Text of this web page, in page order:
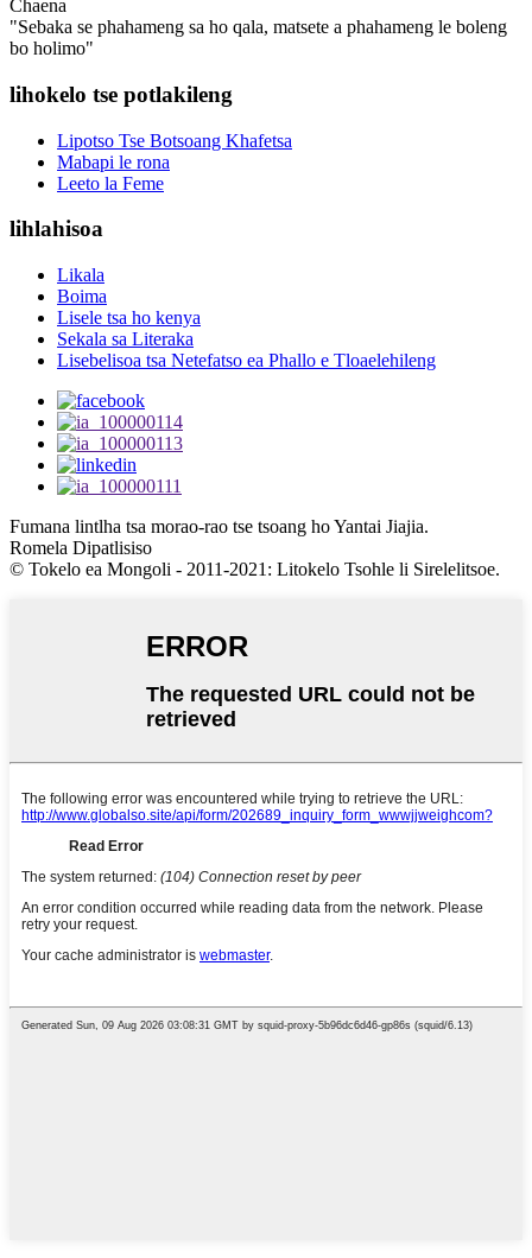
Chaena
"Sebaka se phahameng sa ho qala, matsete a phahameng le boleng
bo holimo"
lihokelo tse potlakileng
Lipotso Tse Botsoang Khafetsa
Mabapi le rona
Leeto la Feme
lihlahisoa
Likala
Boima
Lisele tsa ho kenya
Sekala sa Literaka
Lisebelisoa tsa Netefatso ea Phallo e Tloaelehileng
Fumana lintlha tsa morao-rao tse tsoang ho Yantai Jiajia.
Romela Dipatlisiso
© Tokelo ea Mongoli - 2011-2021: Litokelo Tsohle li Sirelelitsoe.